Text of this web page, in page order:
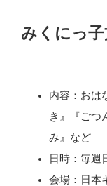
みくにっ
内容：おは
き』『ごつ
み』など
日時：毎週
会場：日本